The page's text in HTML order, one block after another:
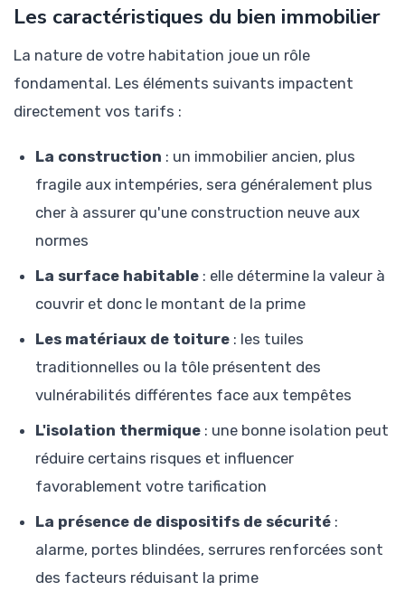
Les caractéristiques du bien immobilier
La nature de votre habitation joue un rôle
fondamental. Les éléments suivants impactent
directement vos tarifs :
La construction : un immobilier ancien, plus
fragile aux intempéries, sera généralement plus
cher à assurer qu'une construction neuve aux
normes
La surface habitable : elle détermine la valeur à
couvrir et donc le montant de la prime
Les matériaux de toiture : les tuiles
traditionnelles ou la tôle présentent des
vulnérabilités différentes face aux tempêtes
L'isolation thermique : une bonne isolation peut
réduire certains risques et influencer
favorablement votre tarification
La présence de dispositifs de sécurité :
alarme, portes blindées, serrures renforcées sont
des facteurs réduisant la prime